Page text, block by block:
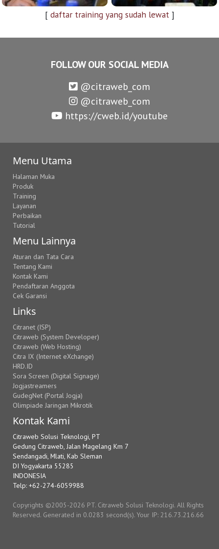
[ daftar training yang sudah lewat]
FOLLOW OUR SOCIAL MEDIA
@citraweb_com
@citraweb_com
https://cweb.id/youtube
Menu Utama
Halaman Muka
Produk
Training
Layanan
Perbaikan
Tutorial
Menu Lainnya
Aturan dan Tata Cara
Tentang Kami
Kontak Kami
Pendaftaran Anggota
Cek Garansi
Links
Citranet (ISP)
Citraweb (System Developer)
Citraweb (Web Hosting)
Citra IX (Internet eXchange)
HRD.ID
Sora Screen (Digital Signage)
Jogjastreamers
GudegNet (Portal Jogja)
Olimpiade Jaringan Mikrotik
Kontak Kami
Citraweb Solusi Teknologi, PT
Gedung Citraweb, Jalan Magelang Km 7
Sendangadi, Mlati, Kab Sleman
DI Yogyakarta 55285
INDONESIA
Telp: +62-274-6059988
Copyrights ©2005-2026 PT. Citraweb Solusi Teknologi. All Rights
Reserved. Generated in 0.0283 second(s). Your IP: 216.73.216.66